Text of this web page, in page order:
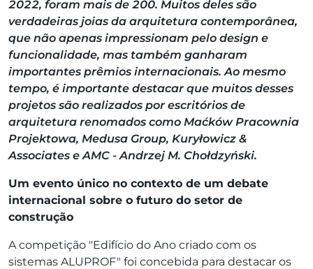
2022, foram mais de 200. Muitos deles são
verdadeiras joias da arquitetura contemporânea,
que não apenas impressionam pelo design e
funcionalidade, mas também ganharam
importantes prêmios internacionais. Ao mesmo
tempo, é importante destacar que muitos desses
projetos são realizados por escritórios de
arquitetura renomados como Maćków Pracownia
Projektowa, Medusa Group, Kuryłowicz &
Associates e AMC - Andrzej M. Chołdzyński.
Um evento único no contexto de um debate
internacional sobre o futuro do setor de
construção
A competição "Edifício do Ano criado com os
sistemas ALUPROF" foi concebida para destacar os